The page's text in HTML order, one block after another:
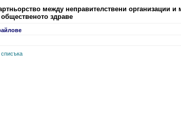
между неправителствени организации и
здраве